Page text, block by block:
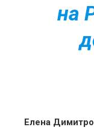
на
Елена